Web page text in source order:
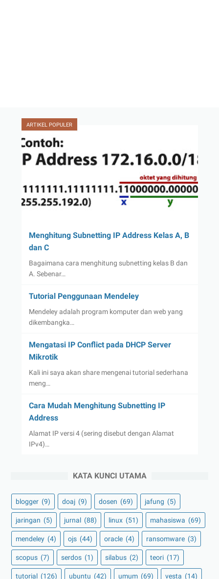
ARTIKEL POPULER
Menghitung Subnetting IP Address Kelas A, B
dan C
Bagaimana cara menghitung subnetting kelas B dan
A. Sebenar…
Tutorial Penggunaan Mendeley
Mendeley adalah program komputer dan web yang
dikembangka…
Mengatasi IP Conflict pada DHCP Server
Mikrotik
Kali ini saya akan share mengenai tutorial sederhana
meng…
Cara Mudah Menghitung Subnetting IP
Address
Alamat IP versi 4 (sering disebut dengan Alamat
IPv4)…
KATA KUNCI UTAMA
blogger (9) doaj (9) dosen (69) jafung (5)
jaringan (5) jurnal (88) linux (51) mahasiswa (69)
mendeley (4) ojs (44) oracle (4) ransomware (3)
scopus (7) serdos (1) silabus (2) teori (17)
tutorial (126) ubuntu (42) umum (69) vesta (14)